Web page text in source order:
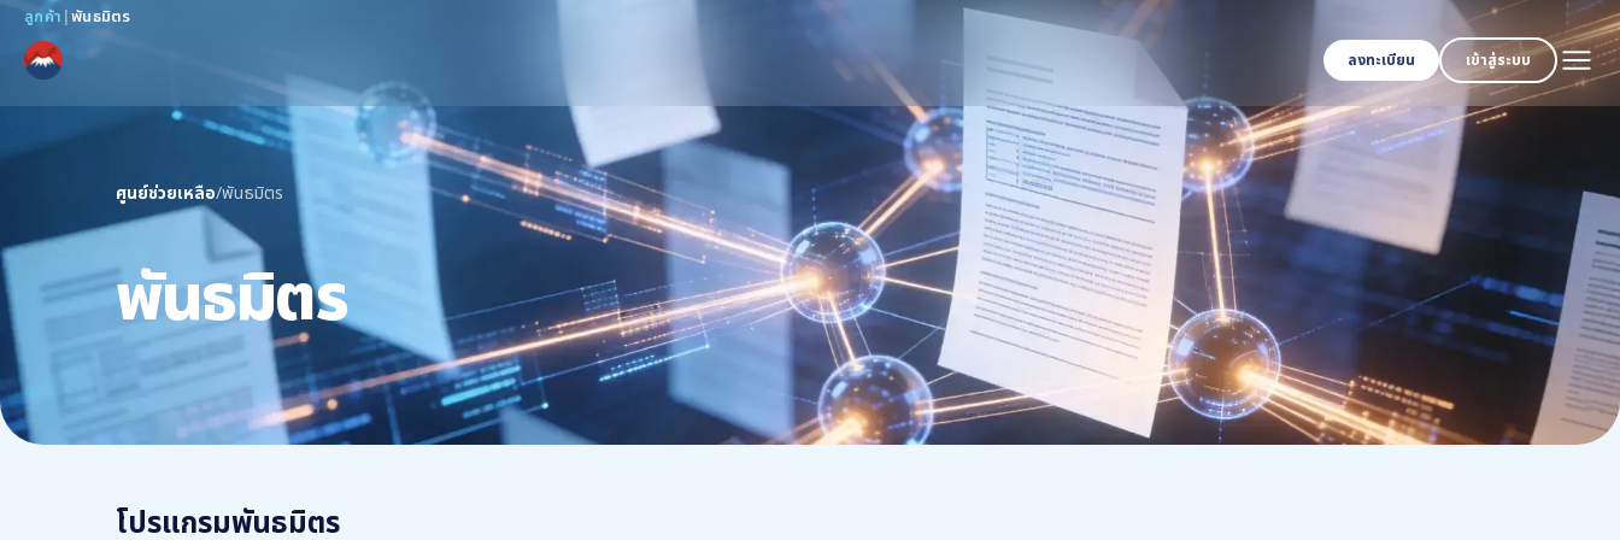
ลูกค้า |พันธมิตร
ลงทะเบียน เข้าสู่ระบบ
ศูนย์ช่วยเหลือ/พันธมิตร
พันธมิตร
โปรแกรมพันธมิตร